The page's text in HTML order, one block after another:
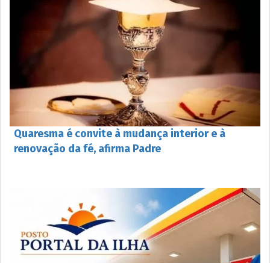
Quaresma é convite à mudança interior e à
renovação da fé, afirma Padre